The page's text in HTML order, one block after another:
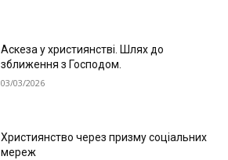
Аскеза у християнстві. Шлях до
зближення з Господом.
03/03/2026
Християнство через призму соціальних
мереж